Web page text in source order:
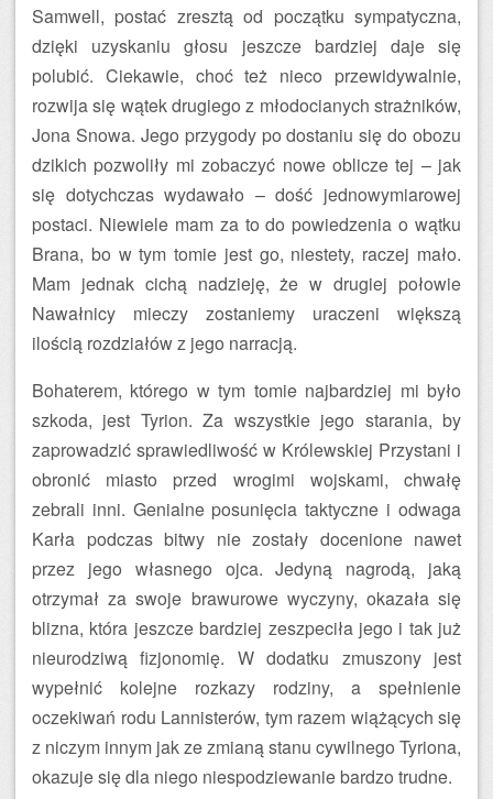
Samwell, postać zresztą od początku sympatyczna,
dzięki uzyskaniu głosu jeszcze bardziej daje się
polubić. Ciekawie, choć też nieco przewidywalnie,
rozwija się wątek drugiego z młodocianych strażników,
Jona Snowa. Jego przygody po dostaniu się do obozu
dzikich pozwoliły mi zobaczyć nowe oblicze tej – jak
się dotychczas wydawało – dość jednowymiarowej
postaci. Niewiele mam za to do powiedzenia o wątku
Brana, bo w tym tomie jest go, niestety, raczej mało.
Mam jednak cichą nadzieję, że w drugiej połowie
Nawałnicy mieczy zostaniemy uraczeni większą
ilością rozdziałów z jego narracją.
Bohaterem, którego w tym tomie najbardziej mi było
szkoda, jest Tyrion. Za wszystkie jego starania, by
zaprowadzić sprawiedliwość w Królewskiej Przystani i
obronić miasto przed wrogimi wojskami, chwałę
zebrali inni. Genialne posunięcia taktyczne i odwaga
Karła podczas bitwy nie zostały docenione nawet
przez jego własnego ojca. Jedyną nagrodą, jaką
otrzymał za swoje brawurowe wyczyny, okazała się
blizna, która jeszcze bardziej zeszpeciła jego i tak już
nieurodziwą fizjonomię. W dodatku zmuszony jest
wypełnić kolejne rozkazy rodziny, a spełnienie
oczekiwań rodu Lannisterów, tym razem wiążących się
z niczym innym jak ze zmianą stanu cywilnego Tyriona,
okazuje się dla niego niespodziewanie bardzo trudne.